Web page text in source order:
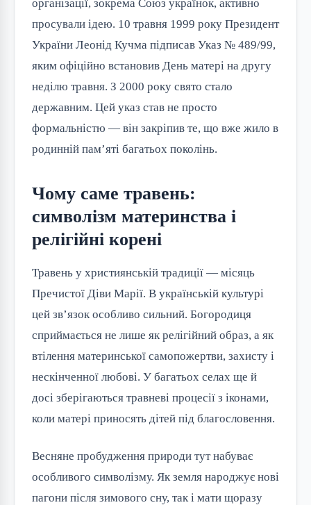
організації, зокрема Союз українок, активно
просували ідею. 10 травня 1999 року Президент
України Леонід Кучма підписав Указ № 489/99,
яким офіційно встановив День матері на другу
неділю травня. З 2000 року свято стало
державним. Цей указ став не просто
формальністю — він закріпив те, що вже жило в
родинній пам’яті багатьох поколінь.
Чому саме травень:
символізм материнства і
релігійні корені
Травень у християнській традиції — місяць
Пречистої Діви Марії. В українській культурі
цей зв’язок особливо сильний. Богородиця
сприймається не лише як релігійний образ, а як
втілення материнської самопожертви, захисту і
нескінченної любові. У багатьох селах ще й
досі зберігаються травневі процесії з іконами,
коли матері приносять дітей під благословення.
Весняне пробудження природи тут набуває
особливого символізму. Як земля народжує нові
пагони після зимового сну, так і мати щоразу